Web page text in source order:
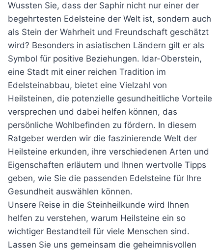
Wussten Sie, dass der Saphir nicht nur einer der
begehrtesten Edelsteine der Welt ist, sondern auch
als Stein der Wahrheit und Freundschaft geschätzt
wird? Besonders in asiatischen Ländern gilt er als
Symbol für positive Beziehungen. Idar-Oberstein,
eine Stadt mit einer reichen Tradition im
Edelsteinabbau, bietet eine Vielzahl von
Heilsteinen, die potenzielle gesundheitliche Vorteile
versprechen und dabei helfen können, das
persönliche Wohlbefinden zu fördern. In diesem
Ratgeber werden wir die faszinierende Welt der
Heilsteine erkunden, ihre verschiedenen Arten und
Eigenschaften erläutern und Ihnen wertvolle Tipps
geben, wie Sie die passenden Edelsteine für Ihre
Gesundheit auswählen können.
Unsere Reise in die Steinheilkunde wird Ihnen
helfen zu verstehen, warum Heilsteine ein so
wichtiger Bestandteil für viele Menschen sind.
Lassen Sie uns gemeinsam die geheimnisvollen